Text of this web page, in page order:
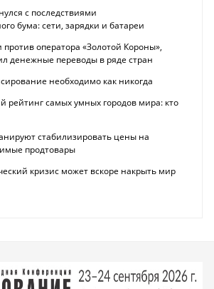
с последствиями
бума: сети, зарядки и батареи
оператора «Золотой Короны»,
денежные переводы в ряде стран
необходимо как никогда
рейтинг самых умных городов мира: кто
стабилизировать цены на
продтовары
кризис может вскоре накрыть мир